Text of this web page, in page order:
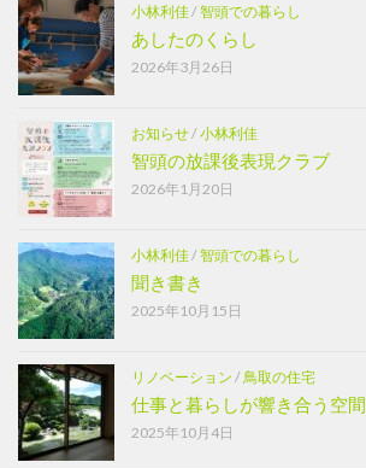
小林利佳/智頭での暮らし
あしたのくらし
2026年3月26日
お知らせ/小林利佳
智頭の放課後表現クラブ
2026年1月20日
小林利佳/智頭での暮らし
聞き書き
2025年10月15日
リノベーション / 鳥取の住宅
仕事と暮らしが響き合う空間
2025年10月4日